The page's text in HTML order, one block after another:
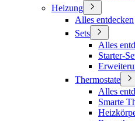
Heizung
Alles entdecken
Sets
Alles
Starter-
Thermostate
Alles
Smarte